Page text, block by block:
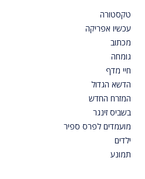
טקסטורה
עכשיו אפריקה
מכתוב
גומחה
חיי מדף
הדשא הגדול
המזרח החדש
בשביס זינגר
מועמדים לפרס ספיר
ילדים
תמונע